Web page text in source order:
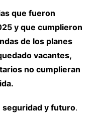
que fueron
y que cumplieron
de los planes
vacantes,
no cumplieran
seguridad y futuro.